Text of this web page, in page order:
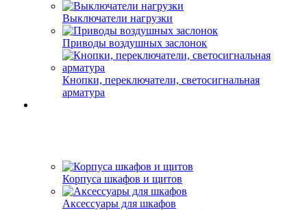
Выключатели нагрузки
Приводы воздушных заслонок
Кнопки, переключатели, светосигнальная
арматура
Корпуса шкафов и щитов
Аксессуары для шкафов